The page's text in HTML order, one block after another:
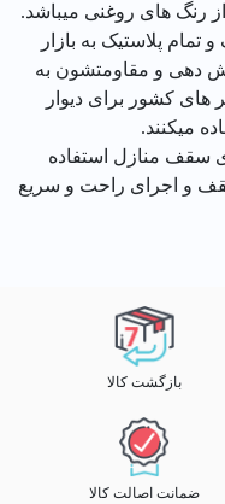
رنگ های روغنی میباشد.
تمام پلاستیک به بازار
دهی و مقاومتشون به
کشور برای دیوار
میکنند.
سقف منازل استفاده
و اجرای راحت و سریع
بازگشت کالا
ضمانت اصالت کالا